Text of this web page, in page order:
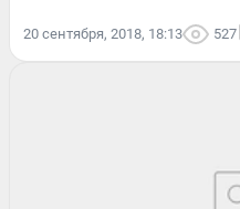
20 сентября, 2018, 18:13 527